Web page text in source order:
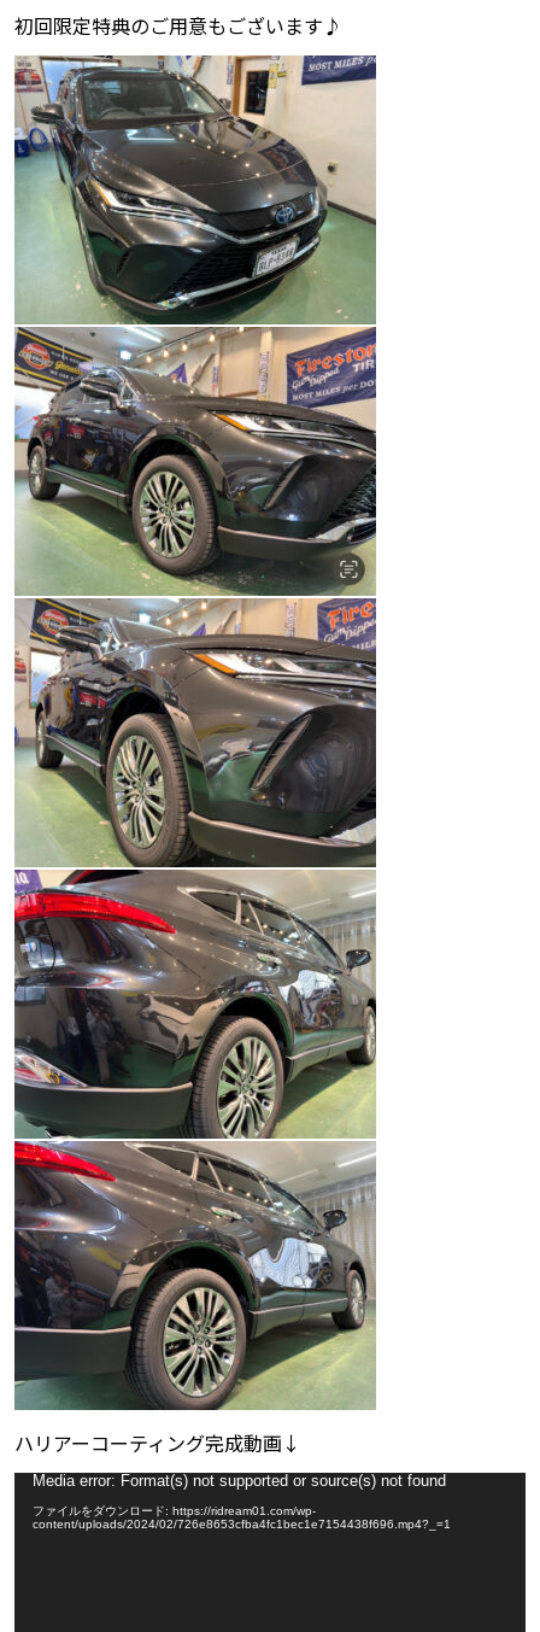
初回限定特典のご用意もございます♪
ハリアーコーティング完成動画↓
動Media error: Format(s) not supported or source(s) not found
ファイルをダウンロード: https://ridream01.com/wp-
content/uploads/2024/02/726e8653cfba4fc1bec1e7154438f696.mp4?_=1